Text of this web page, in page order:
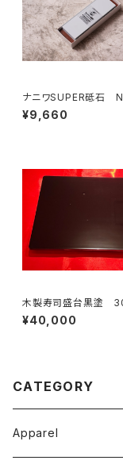
ナニワSUPER砥石
¥9,660
木製寿司盛台黒塗
×H30㎜
¥40,000
CATEGORY
Apparel